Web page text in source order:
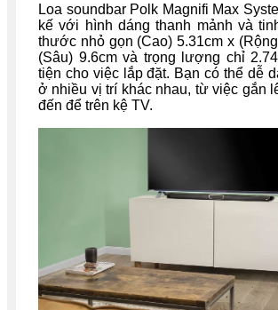
Loa soundbar Polk Magnifi Max
kế với hình dáng thanh mảnh và
thước nhỏ gọn (Cao) 5.31cm x
(Sâu) 9.6cm và trọng lượng chỉ
tiện cho việc lắp đặt. Bạn có thể dễ
ở nhiều vị trí khác nhau, từ việc gắn
đến để trên kệ TV.